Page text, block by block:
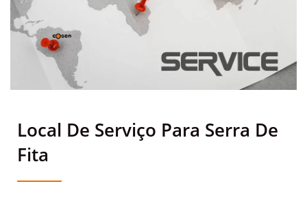
Local De Serviço Para Serra De
Fita